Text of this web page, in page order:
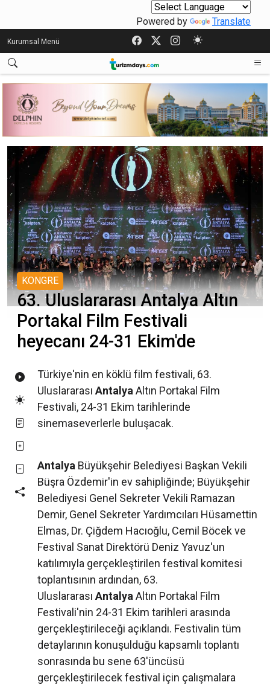
Powered by Translate
Kurumsal Menü
KONGRE
63. Uluslararası Antalya Altın
Portakal Film Festivali
heyecanı 24-31 Ekim'de
Türkiye'nin en köklü film festivali, 63.
Uluslararası AntalyaAltın Portakal Film
Festivali, 24-31 Ekim tarihlerinde
sinemaseverlerle buluşacak.
Antalya Büyükşehir Belediyesi Başkan Vekili
Büşra Özdemir'in ev sahipliğinde; Büyükşehir
Belediyesi Genel Sekreter Vekili Ramazan
Demir, Genel Sekreter Yardımcıları Hüsamettin
Elmas, Dr. Çiğdem Hacıoğlu, Cemil Böcek ve
Festival Sanat Direktörü Deniz Yavuz'un
katılımıyla gerçekleştirilen festival komitesi
toplantısının ardından, 63.
Uluslararası AntalyaAltın Portakal Film
Festivali'nin 24-31 Ekim tarihleri arasında
gerçekleştirileceği açıklandı. Festivalin tüm
detaylarının konuşulduğu kapsamlı toplantı
sonrasında bu sene 63'üncüsü
gerçekleştirilecek festival için çalışmalara